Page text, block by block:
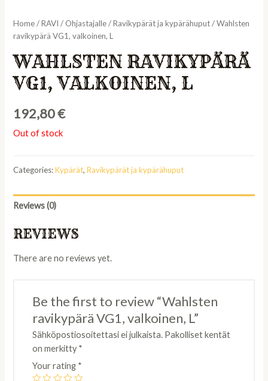
Home/RAVI / Ohjastajalle/Ravikypärät ja kypärähuput/ Wahlsten
ravikypärä VG1, valkoinen, L
WAHLSTEN RAVIKYPÄRÄ
VG1, VALKOINEN, L
192,80€
Out of stock
Categories:Kypärät,Ravikypärät ja kypärähuput
Reviews (0)
REVIEWS
There are no reviews yet.
Be the first to review “Wahlsten
ravikypärä VG1, valkoinen, L”
Sähköpostiosoitettasi ei julkaista. Pakolliset kentät
on merkitty*
Your rating *